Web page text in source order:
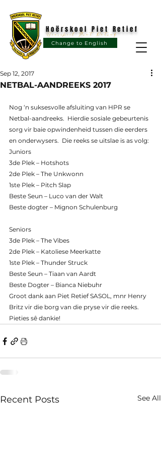
Change to English
Hoërskool Piet Retief
Hoërskool Piet Retief
NETBAL-AANDREEKS 2017
Sep 12, 2017
Nog ‘n suksesvolle afsluiting van HPR se
Netbal-aandreeks.  Hierdie sosiale gebeurtenis
sorg vir baie opwindenheid tussen die eerders
en onderwysers.  Die reeks se uitslae is as volg:
Juniors
3de Plek – Hotshots
2de Plek – The Unkwonn
1ste Plek – Pitch Slap
Beste Seun – Luco van der Walt
Beste dogter – Mignon Schulenburg
Seniors
3de Plek – The Vibes
2de Plek – Katoliese Meerkatte
1ste Plek – Thunder Struck
Beste Seun – Tiaan van Aardt
Beste Dogter – Bianca Niebuhr
Groot dank aan Piet Retief SASOL, mnr Henry
Britz vir die borg van die pryse vir die reeks.
Pieties sê dankie!
Recent Posts See All